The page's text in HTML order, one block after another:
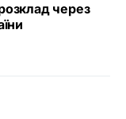
через